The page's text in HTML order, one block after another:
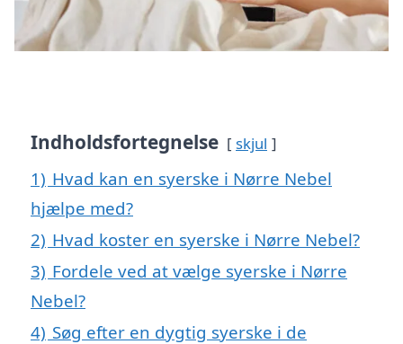
Indholdsfortegnelse skjul
1) Hvad kan en syerske i Nørre Nebel
hjælpe med?
2) Hvad koster en syerske i Nørre Nebel?
3) Fordele ved at vælge syerske i Nørre
Nebel?
4) Søg efter en dygtig syerske i de